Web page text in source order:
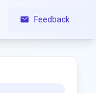
Feedback